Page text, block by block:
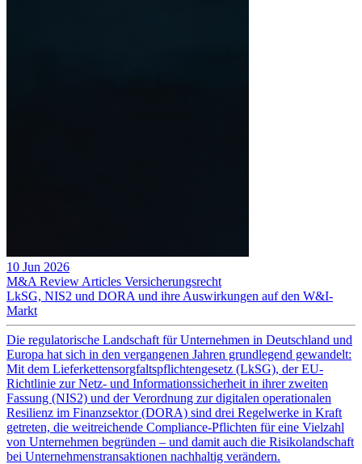
10 Jun 2026
M&A Review Articles Versicherungsrecht
LkSG, NIS2 und DORA und ihre Auswirkungen auf den W&I-
Markt
Die regulatorische Landschaft für Unternehmen in Deutschland und
Europa hat sich in den vergangenen Jahren grundlegend gewandelt:
Mit dem Lieferkettensorgfaltspflichtengesetz (LkSG), der EU-
Richtlinie zur Netz- und Informationssicherheit in ihrer zweiten
Fassung (NIS2) und der Verordnung zur digitalen operationalen
Resilienz im Finanzsektor (DORA) sind drei Regelwerke in Kraft
getreten, die weitreichende Compliance-Pflichten für eine Vielzahl
von Unternehmen begründen – und damit auch die Risikolandschaft
bei Unternehmenstransaktionen nachhaltig verändern.